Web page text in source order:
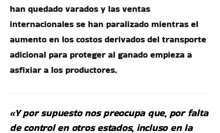
han quedado varados y las ventas
internacionales se han paralizado mientras el
aumento en los costos derivados del transporte
adicional para proteger al ganado empieza a
asfixiar a los productores.
«Y por supuesto nos preocupa que, por falta
de control en otros estados, incluso en la